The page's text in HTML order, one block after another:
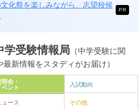
化祭を楽しみながら、志望校候
PR
学受験情報局 （中学受験に関
新情報をスタディがお届け）
会・
ベント
入試動向
ュース その他